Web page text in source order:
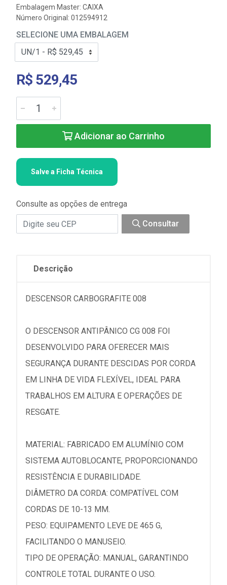
Embalagem Master: CAIXA
Número Original: 012594912
SELECIONE UMA EMBALAGEM
R$ 529,45
Adicionar ao Carrinho
Salve a Ficha Técnica
Consulte as opções de entrega
Consultar
Descrição
DESCENSOR CARBOGRAFITE 008
O DESCENSOR ANTIPÂNICO CG 008 FOI
DESENVOLVIDO PARA OFERECER MAIS
SEGURANÇA DURANTE DESCIDAS POR CORDA
EM LINHA DE VIDA FLEXÍVEL, IDEAL PARA
TRABALHOS EM ALTURA E OPERAÇÕES DE
RESGATE.
MATERIAL: FABRICADO EM ALUMÍNIO COM
SISTEMA AUTOBLOCANTE, PROPORCIONANDO
RESISTÊNCIA E DURABILIDADE.
DIÂMETRO DA CORDA: COMPATÍVEL COM
CORDAS DE 10-13 MM.
PESO: EQUIPAMENTO LEVE DE 465 G,
FACILITANDO O MANUSEIO.
TIPO DE OPERAÇÃO: MANUAL, GARANTINDO
CONTROLE TOTAL DURANTE O USO.